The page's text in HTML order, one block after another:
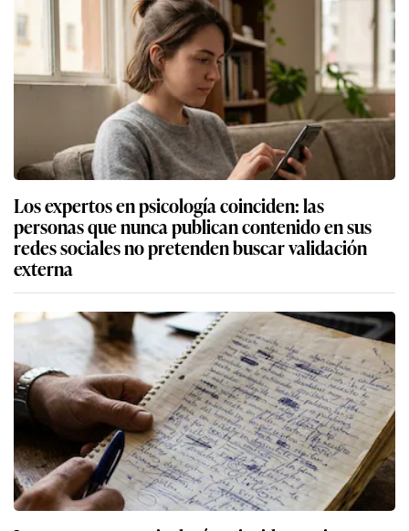
Los expertos en psicología coinciden: las
personas que nunca publican contenido en sus
redes sociales no pretenden buscar validación
externa